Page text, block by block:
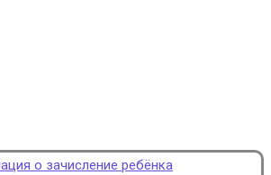
о зачисление ребёнка